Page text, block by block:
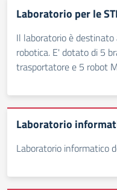
Laboratorio per le
Il laboratorio è
robotica. E' dotato di 5
trasportatore e 5 robot
Laboratorio
Laboratorio informatico